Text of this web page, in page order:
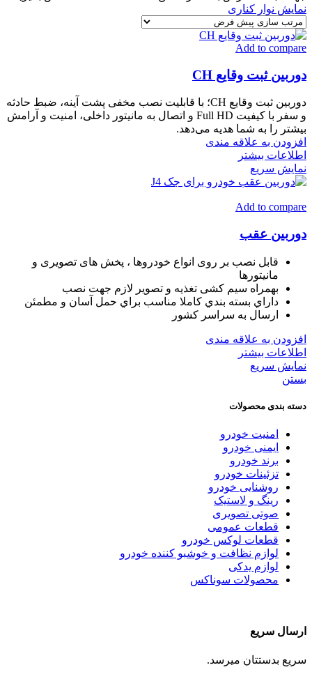
نمایش نوار کناری
Add to compare
دوربین ثبت وقایع CH
دوربین ثبت وقایع CH؛ با قابلیت نصب مخفی پشت آینه، ضبط حادثه
و سفر با کیفیت Full HD و اتصال به مانیتور داخلی، امنیت و آرامش
بیشتر را به شما هدیه می‌دهد.
افزودن به علاقه مندی
اطلاعات بیشتر
نمایش سریع
Add to compare
دوربین عقب
قابل نصب بر روی انواع خودروها ، پخش های تصویری و
مانیتورها
بهمراه سیم کشی تغذیه و تصویر لازم جهت نصب
داراي بسته بندي كاملا مناسب براي حمل آسان و مطمئن
ارسال به سراسر كشور
افزودن به علاقه مندی
اطلاعات بیشتر
نمایش سریع
بستن
دسته بندی محصولات
امنیت خودرو
ایمنی خودرو
برند خودرو
تزئینات خودرو
روشنایی خودرو
رینگ و لاستیک
صوتی تصویری
قطعات عمومی
قطعات لوکس خودرو
لوازم نظافت و خوشبو کننده خودرو
لوازم یدکی
محصولات سوناکس
ارسال سریع
سریع بدستتان میرسد.